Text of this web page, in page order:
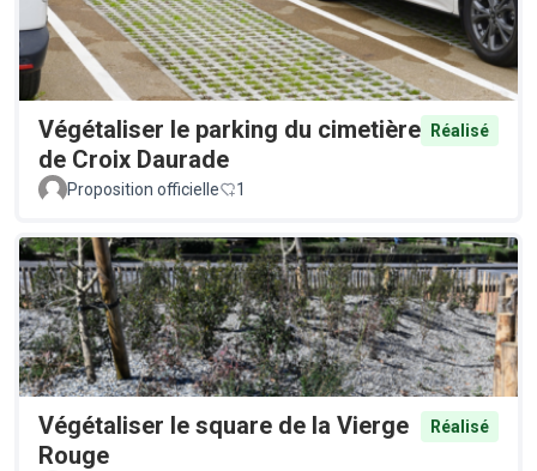
Végétaliser le parking du cimetière
de Croix Daurade
Réalisé
Proposition officielle 1
Végétaliser le square de la Vierge
Rouge
Réalisé